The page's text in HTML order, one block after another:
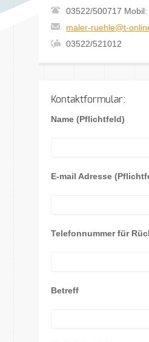
03522/500717
maler-ruehle@t-
03522/521012
Kontaktformular:
Name (Pflichtfeld)
E-mail Adresse
Telefonnummer für
Betreff